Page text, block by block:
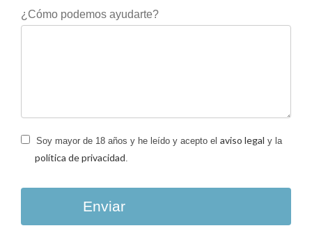
¿Cómo podemos ayudarte?
Soy mayor de 18 años y he leído y acepto el aviso legal y la
política de privacidad
Enviar